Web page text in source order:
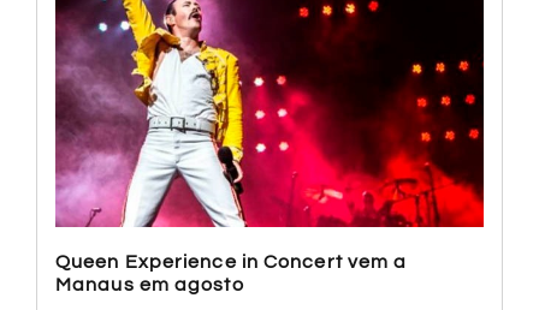
Queen Experience in Concert vem a
Manaus em agosto